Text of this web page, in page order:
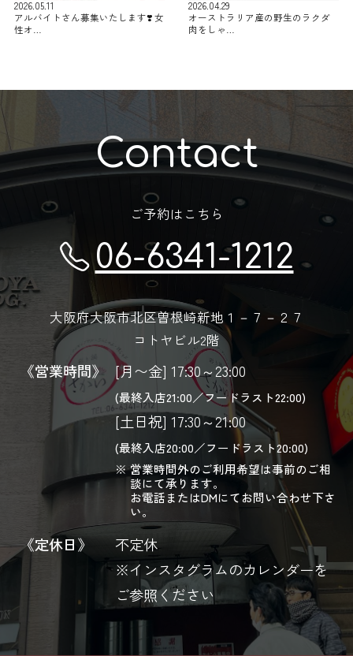
2026.05.11
アルバイトさん募集いたします❣️ 女
性オ…
2026.04.29
オーストラリア産の野生のラクダ
肉をしゃ…
Contact
ご予約はこちら
06-6341-1212
大阪府大阪市北区曽根崎新地１－７－２７
コトヤビル2階
《営業時間》 [月〜金] 17:30～23:00
(最終入店21:00／フードラスト22:00)
[土日祝] 17:30～21:00
(最終入店20:00／フードラスト20:00)
営業時間外のご利用希望は事前のご相
談にて承ります。
お電話またはDMにてお問い合わせ下さ
い。
《定休日》
不定休
※インスタグラムのカレンダーを
ご参照ください